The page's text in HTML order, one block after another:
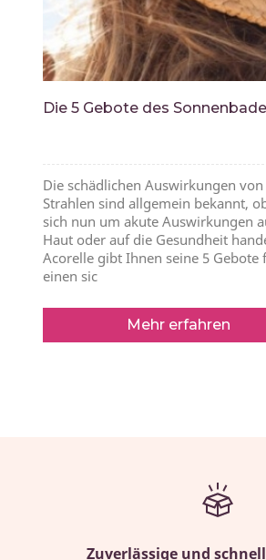
Die 5 Gebote des
Die schädlichen Auswirkungen von
Strahlen sind allgemein bekannt,
sich nun um akute Auswirkungen
Haut oder auf die Gesundheit
Acorelle gibt Ihnen seine 5 Gebote
einen sic
Mehr erfahren
Zuverlässige und